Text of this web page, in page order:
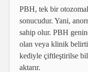
PBH, tek bir
sonucudur. Yani,
sahip olur. PBH
olan veya klinik
kediyle çiftleştirilse
aktarır.